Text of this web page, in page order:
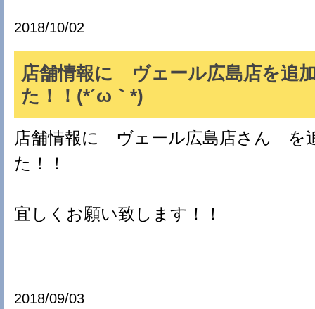
2018/10/02
店舗情報に ヴェール広島店を追
た！！(*´ω｀*)
店舗情報に ヴェール広島店さん を
た！！
宜しくお願い致します！！
2018/09/03